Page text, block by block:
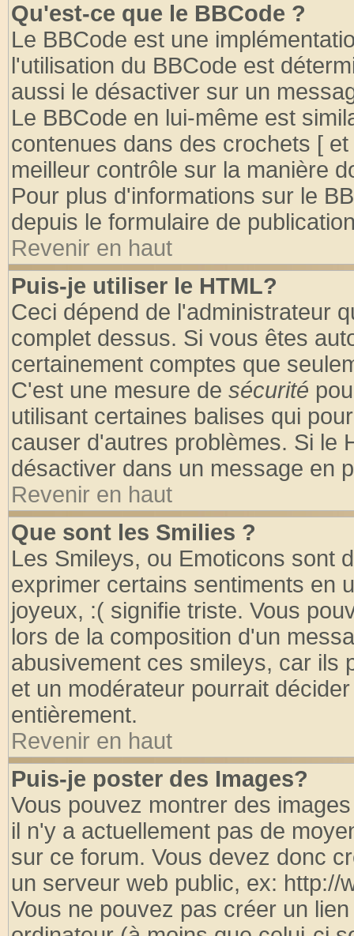
Qu'est-ce que le BBCode ?
Le BBCode est une
l'utilisation du BBCode est
aussi le désactiver sur un
Le BBCode en lui-même est
contenues dans des crochets [
meilleur contrôle sur la manière
Pour plus d'informations sur le
depuis le formulaire de
Revenir en haut
Puis-je utiliser le HTML?
Ceci dépend de l'administrateur
complet dessus. Si vous êtes
certainement comptes que
C'est une mesure de sécurité
utilisant certaines balises qui
causer d'autres problèmes. Si le
désactiver dans un message en
Revenir en haut
Que sont les Smilies ?
Les Smileys, ou Emoticons sont
exprimer certains sentiments en
joyeux, :( signifie triste. Vous
lors de la composition d'un
abusivement ces smileys, car ils
et un modérateur pourrait
entièrement.
Revenir en haut
Puis-je poster des Images?
Vous pouvez montrer des
il n'y a actuellement pas de
sur ce forum. Vous devez donc
un serveur web public, ex: http://
Vous ne pouvez pas créer un